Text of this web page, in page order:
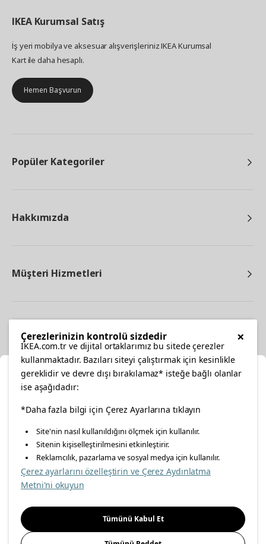
IKEA Kurumsal Satış
İş yeri mobilya ve aksesuar alışverişleriniz IKEA Kurumsal
Kart ile daha hesaplı.
Hemen Başvurun
Popüler Kategoriler
Hakkımızda
Müşteri Hizmetleri
facebooktwitterinstagrampinterestyoutube
linkedin
Enerji Politikası Bilgi Güvenliği Politikası
Gıda Güvenliği Politikası
Önemli Bilgilendirme İnternet Sitesi Gizlilik Politikası
Konumunuzu Seçin
İnternetten vereceğiniz siparişlerinizde size özel hizmet ve
içerikleri görebilmek için lütfen konumuzu seçin.
İl seçiniz
Seçiniz
×
Çerezlerinizin kontrolü sizdedir
IKEA.com.tr ve dijital ortaklarımız bu sitede çerezler
kullanmaktadır. Bazıları siteyi çalıştırmak için kesinlikle
gereklidir ve devre dışı bırakılamaz* isteğe bağlı olanlar
ise aşağıdadır:
*Daha fazla bilgi için Çerez Ayarlarına tıklayın
Site'nin nasıl kullanıldığını ölçmek için kullanılır.
Sitenin kişiselleştirilmesini etkinleştirir.
Reklamcılık, pazarlama ve sosyal medya için kullanılır.
Çerez ayarlarını özelleştirin ve Çerez Aydınlatma
Metni'ni okuyun
Tümünü Kabul Et